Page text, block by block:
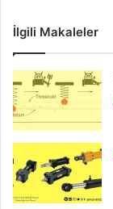
İlgili Makaleler